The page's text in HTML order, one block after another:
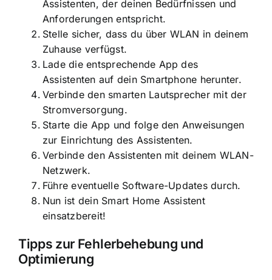
Assistenten, der deinen Bedürfnissen und
Anforderungen entspricht.
Stelle sicher, dass du über WLAN in deinem
Zuhause verfügst.
Lade die entsprechende App des
Assistenten auf dein Smartphone herunter.
Verbinde den smarten Lautsprecher mit der
Stromversorgung.
Starte die App und folge den Anweisungen
zur Einrichtung des Assistenten.
Verbinde den Assistenten mit deinem WLAN-
Netzwerk.
Führe eventuelle Software-Updates durch.
Nun ist dein Smart Home Assistent
einsatzbereit!
Tipps zur Fehlerbehebung und
Optimierung